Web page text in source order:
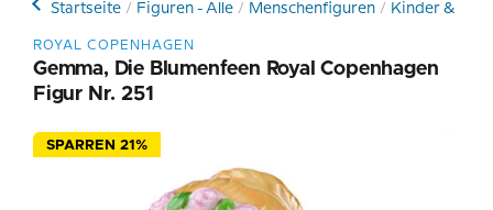
Startseite Figuren - Alle Menschenfiguren Kinder &
ROYAL COPENHAGEN
Gemma, Die Blumenfeen Royal Copenhagen
Figur Nr. 251
SPARREN 21%